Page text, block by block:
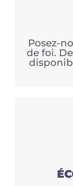
Posez-
de foi.